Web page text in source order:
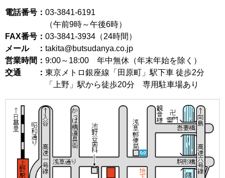
電話番号： 03-3841-6191
（午前9時～午後6時）
FAX番号： 03-3841-3934（24時間）
メール ： takita@butsudanya.co.jp
営業時間： 9:00～18:00 年中無休（年末年始を除く）
交通 ： 東京メトロ銀座線「田原町」駅下車 徒歩2分
「上野」駅から徒歩20分 専用駐車場あり